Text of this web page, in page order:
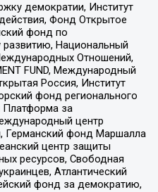
демократии, Институт
Фонд Открытое
фонд по
Национальный
Отношений,
FUND, Международный
Россия, Институт
фонд регионального
Платформа за
центр
Германский фонд Маршалла
центр защиты
ресурсов, Свободная
Атлантический
фонд за демократию,